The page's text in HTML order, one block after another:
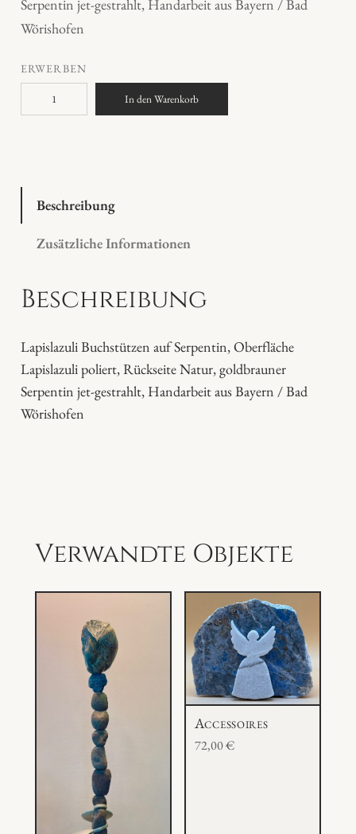
Serpentin jet-gestrahlt, Handarbeit aus Bayern / Bad
Wörishofen
ERWERBEN
a
a
l
B
u
c
h
In den Warenkorb
Beschreibung
Zusätzliche Informationen
Beschreibung
Lapislazuli Buchstützen auf Serpentin, Oberfläche
Lapislazuli poliert, Rückseite Natur, goldbrauner
Serpentin jet-gestrahlt, Handarbeit aus Bayern / Bad
Wörishofen
Verwandte Objekte
Accessoires
72,00€